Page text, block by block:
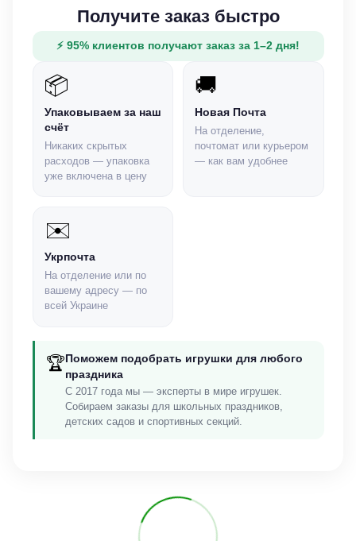
Получите заказ быстро
⚡ 95% клиентов получают заказ за 1–2 дня!
📦
Упаковываем за наш
счёт
Никаких скрытых
расходов — упаковка
уже включена в цену
🚚
Новая Почта
На отделение,
почтомат или курьером
— как вам удобнее
✉️
Укрпочта
На отделение или по
вашему адресу — по
всей Украине
🏆Поможем подобрать игрушки для любого
праздника
С 2017 года мы — эксперты в мире игрушек.
Собираем заказы для школьных праздников,
детских садов и спортивных секций.